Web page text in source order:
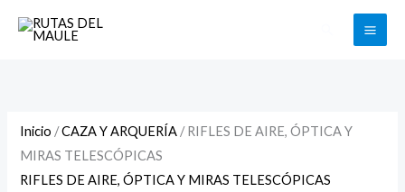
Buscar
Inicio /CAZA Y ARQUERÍA / RIFLES DE AIRE, ÓPTICA Y
MIRAS TELESCÓPICAS
RIFLES DE AIRE, ÓPTICA Y MIRAS TELESCÓPICAS